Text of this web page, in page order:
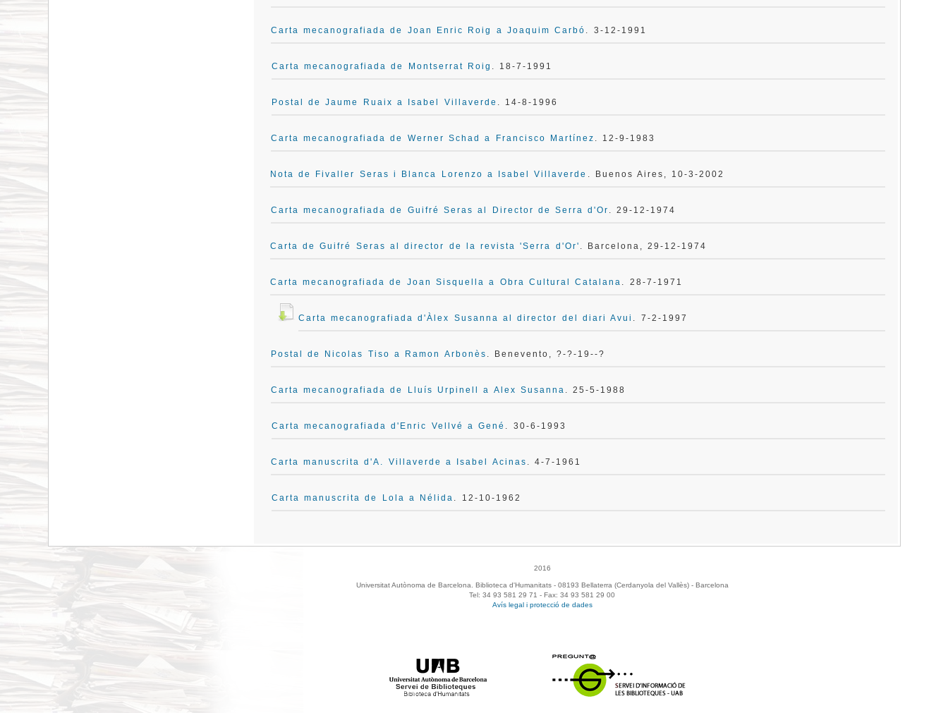
Carta mecanografiada de Joan Enric Roig a Joaquim Carbó . 3-12-1991
Carta mecanografiada de Montserrat Roig . 18-7-1991
Postal de Jaume Ruaix a Isabel Villaverde . 14-8-1996
Carta mecanografiada de Werner Schad a Francisco Martínez . 12-9-1983
Nota de Fivaller Seras i Blanca Lorenzo a Isabel Villaverde . Buenos Aires, 10-3-2002
Carta mecanografiada de Guifré Seras al Director de Serra d'Or . 29-12-1974
Carta de Guifré Seras al director de la revista 'Serra d'Or' . Barcelona, 29-12-1974
Carta mecanografiada de Joan Sisquella a Obra Cultural Catalana . 28-7-1971
Carta mecanografiada d'Àlex Susanna al director del diari Avui . 7-2-1997
Postal de Nicolas Tiso a Ramon Arbonès . Benevento, ?-?-19--?
Carta mecanografiada de Lluís Urpinell a Alex Susanna . 25-5-1988
Carta mecanografiada d'Enric Vellvé a Gené . 30-6-1993
Carta manuscrita d'A. Villaverde a Isabel Acinas . 4-7-1961
Carta manuscrita de Lola a Nélida . 12-10-1962
2016
Universitat Autònoma de Barcelona. Biblioteca d'Humanitats - 08193 Bellaterra (Cerdanyola del Vallès) - Barcelona
Tel: 34 93 581 29 71 - Fax: 34 93 581 29 00
Avís legal i protecció de dades